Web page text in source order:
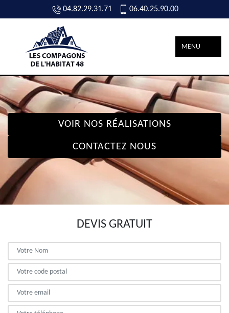
04.82.29.31.71 06.40.25.90.00
MENU
VOIR NOS RÉALISATIONS
CONTACTEZ NOUS
DEVIS GRATUIT